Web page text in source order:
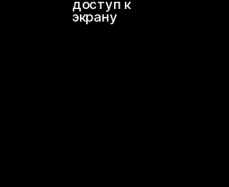
доступ к
экрану